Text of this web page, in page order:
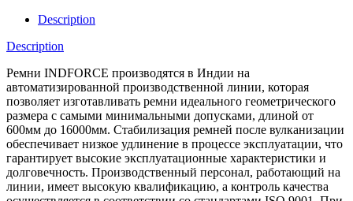
Description
Description
Ремни INDFORCE производятся в Индии на
автоматизированной производственной линии, которая
позволяет изготавливать ремни идеального геометрического
размера с самыми минимальными допусками, длиной от
600мм до 16000мм. Стабилизация ремней после вулканизации
обеспечивает низкое удлинение в процессе эксплуатации, что
гарантирует высокие эксплуатационные характеристики и
долговечность. Производственный персонал, работающий на
линии, имеет высокую квалификацию, а контроль качества